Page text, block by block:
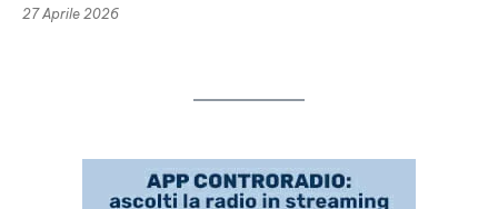
27 Aprile 2026